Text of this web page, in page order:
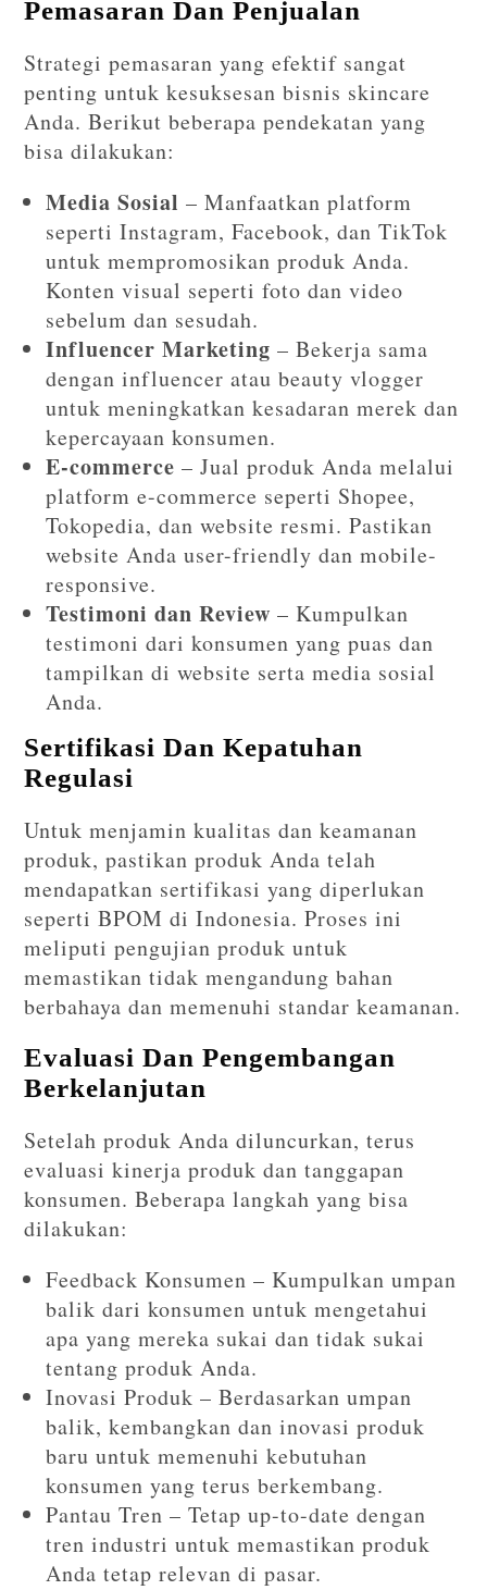
Pemasaran Dan Penjualan
Strategi pemasaran yang efektif sangat
penting untuk kesuksesan bisnis skincare
Anda. Berikut beberapa pendekatan yang
bisa dilakukan:
Media Sosial – Manfaatkan platform
seperti Instagram, Facebook, dan TikTok
untuk mempromosikan produk Anda.
Konten visual seperti foto dan video
sebelum dan sesudah.
Influencer Marketing – Bekerja sama
dengan influencer atau beauty vlogger
untuk meningkatkan kesadaran merek dan
kepercayaan konsumen.
E-commerce – Jual produk Anda melalui
platform e-commerce seperti Shopee,
Tokopedia, dan website resmi. Pastikan
website Anda user-friendly dan mobile-
responsive.
Testimoni dan Review – Kumpulkan
testimoni dari konsumen yang puas dan
tampilkan di website serta media sosial
Anda.
Sertifikasi Dan Kepatuhan
Regulasi
Untuk menjamin kualitas dan keamanan
produk, pastikan produk Anda telah
mendapatkan sertifikasi yang diperlukan
seperti BPOM di Indonesia. Proses ini
meliputi pengujian produk untuk
memastikan tidak mengandung bahan
berbahaya dan memenuhi standar keamanan.
Evaluasi Dan Pengembangan
Berkelanjutan
Setelah produk Anda diluncurkan, terus
evaluasi kinerja produk dan tanggapan
konsumen. Beberapa langkah yang bisa
dilakukan:
Feedback Konsumen – Kumpulkan umpan
balik dari konsumen untuk mengetahui
apa yang mereka sukai dan tidak sukai
tentang produk Anda.
Inovasi Produk – Berdasarkan umpan
balik, kembangkan dan inovasi produk
baru untuk memenuhi kebutuhan
konsumen yang terus berkembang.
Pantau Tren – Tetap up-to-date dengan
tren industri untuk memastikan produk
Anda tetap relevan di pasar.